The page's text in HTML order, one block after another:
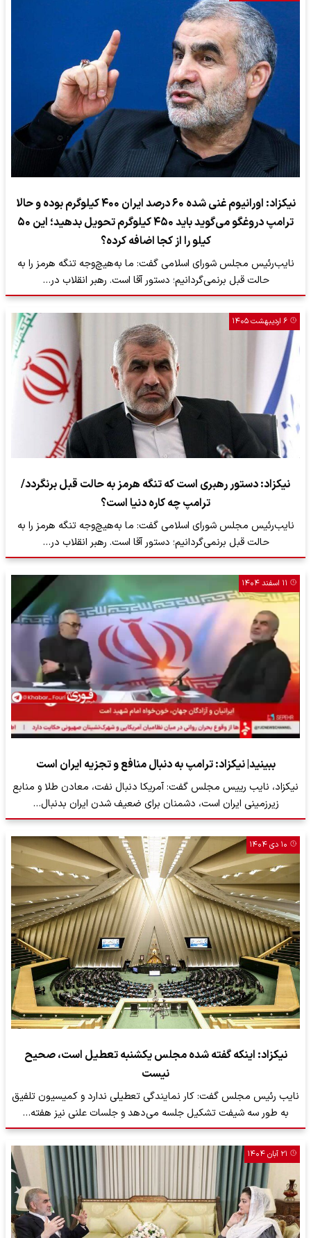
نیکزاد: اورانیوم غنی شده ۶۰ درصد ایران ۴۰۰ کیلوگرم بوده و حالا
ترامپ دروغگو می‌گوید باید ۴۵۰ کیلوگرم تحویل بدهید؛ این ۵۰
کیلو را از کجا اضافه کرده؟
نایب‌رئیس مجلس شورای اسلامی گفت: ما به‌هیچ‌وجه تنگه هرمز را به
حالت قبل برنمی‌گردانیم؛ دستور آقا است. رهبر انقلاب در…
۶ اردیبهشت ۱۴۰۵
نیکزاد: دستور رهبری است که تنگه هرمز به حالت قبل برنگردد/
ترامپ چه کاره دنیا است؟
نایب‌رئیس مجلس شورای اسلامی گفت: ما به‌هیچ‌وجه تنگه هرمز را به
حالت قبل برنمی‌گردانیم؛ دستور آقا است. رهبر انقلاب در…
۱۱ اسفند ۱۴۰۴
ببینید| نیکزاد: ترامپ به دنبال منافع و تجزیه ایران است
نیکزاد، نایب رییس مجلس گفت: آمریکا دنبال نفت، معادن طلا و منابع
زیرزمینی ایران است، دشمنان برای ضعیف شدن ایران بدنبال…
۱۰ دی ۱۴۰۴
نیکزاد: اینکه گفته شده مجلس یکشنبه تعطیل است، صحیح
نیست
نایب رئیس مجلس گفت: کار نمایندگی تعطیلی ندارد و کمیسیون تلفیق
به طور سه شیفت تشکیل جلسه می‌دهد و جلسات علنی نیز هفته…
۲۱ آبان ۱۴۰۴